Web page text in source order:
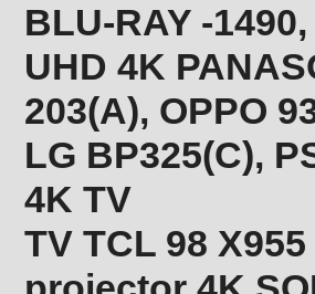
BLU-RAY -
UHD 4K
203(A), ОPPO
LG BP325(C),
4K TV
TV TCL 98 X955